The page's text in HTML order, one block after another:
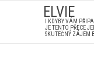
ELVIE
I KDYBY VÁM
JE TENTO PŘECE
SKUTEČNÝ ZÁJEM